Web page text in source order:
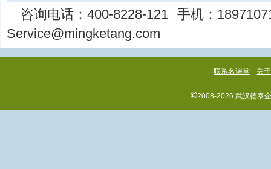
咨询电话：400-8228-121 手机：
Service@mingketang.com
联系名课堂 关
©2008-2026 武汉德泰